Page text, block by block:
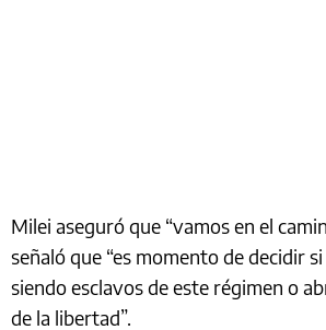
Milei aseguró que “vamos en el
señaló que “es momento de decidir
siendo esclavos de este régimen o
de la libertad”.